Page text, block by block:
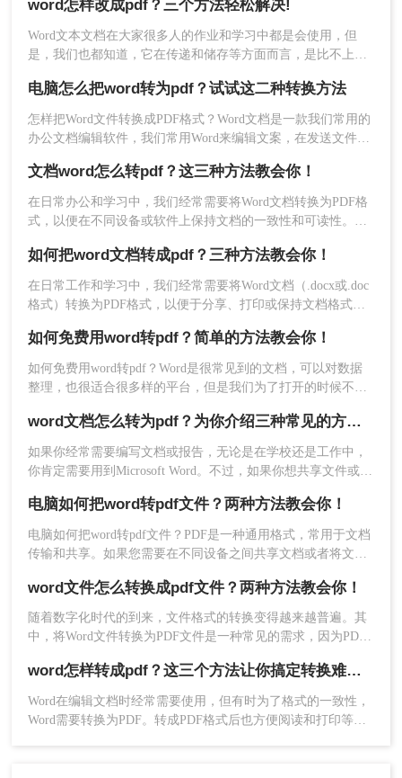
文件并等待转换完成。以下是使用转转大师在线工
具进行转换的步骤：
1、打开在线Word转PDF网址：
点击开始转换。
法，帮助你轻松完成格式转换。
word怎样改成pdf？三个方法轻松解决!
Word文本文档在大家很多人的作业和学习中都是会使用，但
是，我们也都知道，它在传递和储存等方面而言，是比不上
更强。因此，假如碰到必须给另一方传输大文件的情况下，大
部分人都是会选择将word改成pdf，那么word怎样改成pdf呢？
一起看看下面这三个方法吧。
电脑怎么把word转为pdf？试试这二种转换方法
怎样把Word文件转换成PDF格式？Word文档是一款我们常用的
办公文档编辑软件，我们常用Word来编辑文案，在发送文件之
合传阅，因此，那么电脑怎么把word转为pdf？我会有一个非常
有效的办法，来看一下word转pdf具体步骤。
文档word怎么转pdf？这三种方法教会你！
在日常办公和学习中，我们经常需要将Word文档转换为PDF格
式，以便在不同设备或软件上保持文档的一致性和可读性。
用。那么文档word怎么转pdf呢？下面将介绍三种将Word文档
转换为PDF格式的方法，帮助您轻松实现格式转换。
如何把word文档转成pdf？三种方法教会你！
在日常工作和学习中，我们经常需要将Word文档（.docx或.doc
格式）转换为PDF格式，以便于分享、打印或保持文档格式的
打印的特性而备受欢迎。那么如何把word文档转成pdf呢？以下
是一些常用的方法，可以帮助你轻松将Word文档转换成PDF格
式。
如何免费用word转pdf？简单的方法教会你！
如何免费用word转pdf？Word是很常见到的文档，可以对数据
整理，也很适合很多样的平台，但是我们为了打开的时候不会
有点还有兼容性强，给整理了三种免费方法，阅读起来也很快
速，还可以跨多种设备来进行传送，赶紧来一起学习吧!快快收
藏吧，更多精彩不容错过！
word文档怎么转为pdf？为你介绍三种常见的方法！
如果你经常需要编写文档或报告，无论是在学校还是工作中，
你肯定需要用到Microsoft Word。不过，如果你想共享文件或保
么转为pdf，让你无后顾之忧。
电脑如何把word转pdf文件？两种方法教会你！
电脑如何把word转pdf文件？PDF是一种通用格式，常用于文档
传输和共享。如果您需要在不同设备之间共享文档或者将文档
两种方法把Word文档转换成PDF。
word文件怎么转换成pdf文件？两种方法教会你！
随着数字化时代的到来，文件格式的转换变得越来越普遍。其
中，将Word文件转换为PDF文件是一种常见的需求，因为PDF
享、存档和打印。本文将详细介绍word文件怎么转换成pdf文件
方法。
word怎样转成pdf？这三个方法让你搞定转换难题！
Word在编辑文档时经常需要使用，但有时为了格式的一致性，
Word需要转换为PDF。转成PDF格式后也方便阅读和打印等操